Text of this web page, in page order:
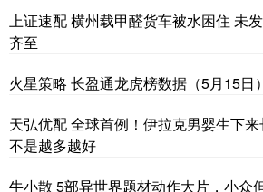
上证速配 横州载甲醛货车被水困住 未
齐至
火星策略 长盈通龙虎榜数据（5月15日）
天弘优配 全球首例！伊拉克男婴生下
不是越多越好
牛小散 5部异世界题材动作大片，小众